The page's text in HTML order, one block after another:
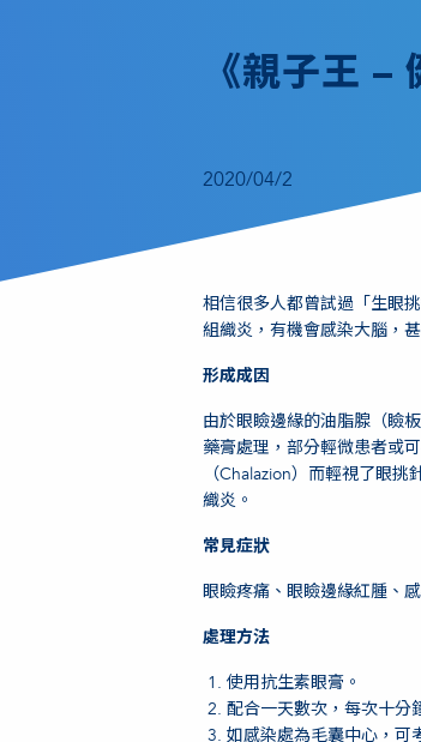
《親子王
2020/04/2
相信很多人都曾試過「生眼
組織炎，有機會感染大腦，
形成成因
由於眼瞼邊緣的油脂腺（瞼
藥膏處理，部分輕微患者或
（Chalazion）而輕視了眼
織炎。
常見症狀
眼瞼疼痛、眼瞼邊緣紅腫、
處理方法
使用抗生素眼膏。
配合一天數次，每次十分
如感染處為毛囊中心，可